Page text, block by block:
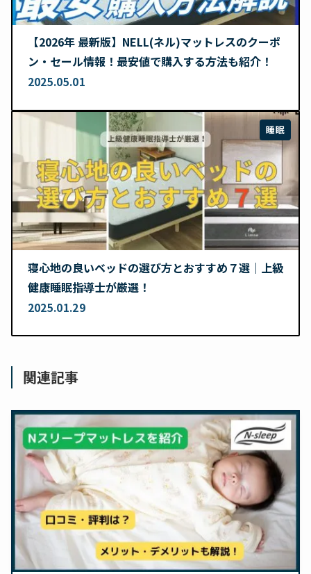
【2026年 最新版】NELL(ネル)マットレスのクーポ
ン・セール情報！最安値で購入する方法も紹介！
2025.05.01
睡眠
寝心地の良いベッドの選び方とおすすめ７選｜上級
健康睡眠指導士が厳選！
2025.01.29
関連記事